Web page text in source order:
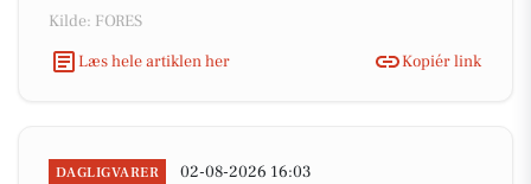
Kilde: FORES
Læs hele artiklen her
Kopiér link
DAGLIGVARER 02-08-2026 16:03